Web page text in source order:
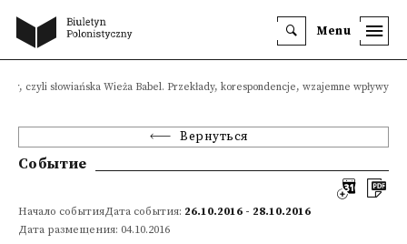
Menu
czyli słowiańska Wieża Babel. Przekłady, korespondencje, wzajemne wpływy
Вернуться
Событие
Начало событияДата события: 26.10.2016 - 28.10.2016
Дата размещения: 04.10.2016